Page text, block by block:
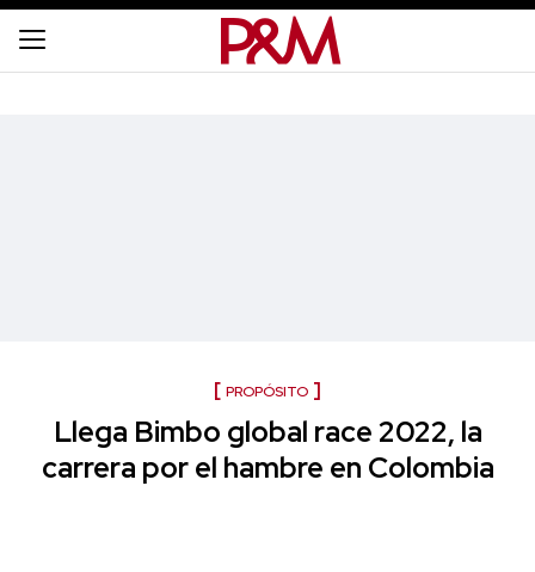
PROPÓSITO
Llega Bimbo global race 2022, la
carrera por el hambre en Colombia